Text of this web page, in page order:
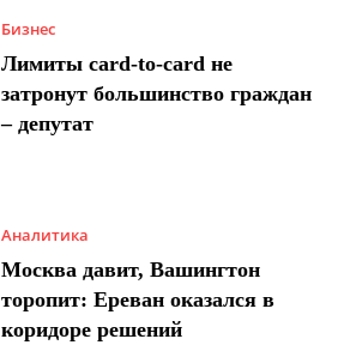
Бизнес
Лимиты card-to-card не
затронут большинство граждан
– депутат
Аналитика
Москва давит, Вашингтон
торопит: Ереван оказался в
коридоре решений